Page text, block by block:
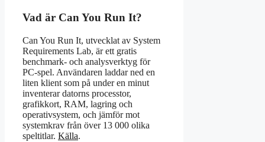
Vad är Can You Run It?
Can You Run It, utvecklat av System
Requirements Lab, är ett gratis
benchmark- och analysverktyg för
PC-spel. Användaren laddar ned en
liten klient som på under en minut
inventerar datorns processtor,
grafikkort, RAM, lagring och
operativsystem, och jämför mot
systemkrav från över 13 000 olika
speltitlar. Källa.